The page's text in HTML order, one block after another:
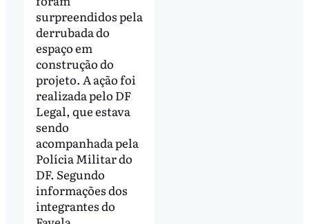
surpreendidos pela
derrubada do
espaço em
construção do
projeto. A ação foi
realizada pelo DF
Legal, que estava
sendo
acompanhada pela
Polícia Militar do
DF. Segundo
informações dos
integrantes do